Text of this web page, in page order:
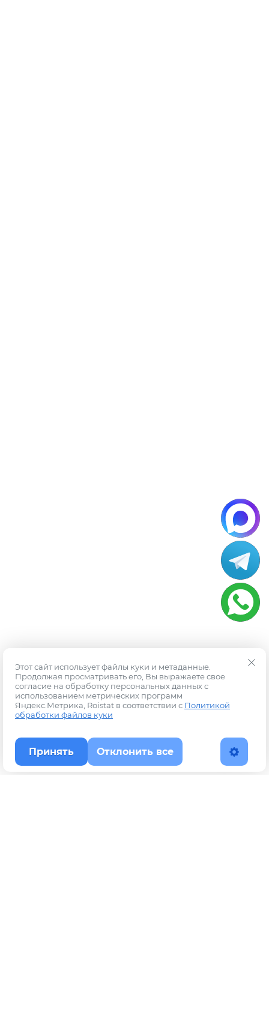
Этот сайт использует файлы куки и метаданные.
Продолжая просматривать его, Вы выражаете свое
согласие на обработку персональных данных с
использованием метрических программ
Яндекс.Метрика, Roistat в соответствии с Политикой
обработки файлов куки
Принять Отклонить все